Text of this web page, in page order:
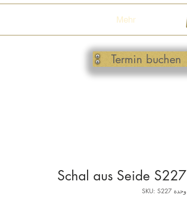
Mehr
Termin buchen
Schal aus Seide S227
وحدة SKU: S227